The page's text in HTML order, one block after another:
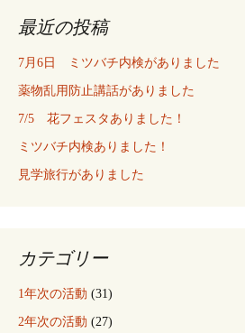
最近の投稿
7月6日 ミツバチ内検がありました
薬物乱用防止講話がありました
7/5 花フェスタありました！
ミツバチ内検ありました！
見学旅行がありました
カテゴリー
1年次の活動 (31)
2年次の活動 (27)